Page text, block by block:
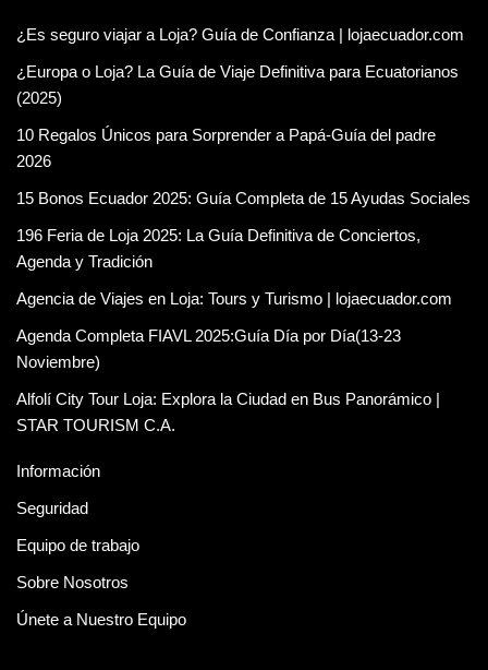
¿Es seguro viajar a Loja? Guía de Confianza | lojaecuador.com
¿Europa o Loja? La Guía de Viaje Definitiva para Ecuatorianos
(2025)
10 Regalos Únicos para Sorprender a Papá-Guía del padre
2026
15 Bonos Ecuador 2025: Guía Completa de 15 Ayudas Sociales
196 Feria de Loja 2025: La Guía Definitiva de Conciertos,
Agenda y Tradición
Agencia de Viajes en Loja: Tours y Turismo | lojaecuador.com
Agenda Completa FIAVL 2025:Guía Día por Día(13-23
Noviembre)
Alfolí City Tour Loja: Explora la Ciudad en Bus Panorámico |
STAR TOURISM C.A.
Información
Seguridad
Equipo de trabajo
Sobre Nosotros
Únete a Nuestro Equipo